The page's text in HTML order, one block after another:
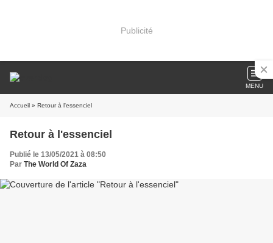
Publicité
MENU
Accueil » Retour à l'essenciel
Retour à l'essenciel
Publié le 13/05/2021 à 08:50
Par The World Of Zaza